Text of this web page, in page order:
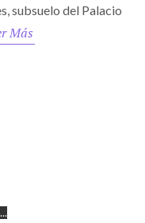
subsuelo del Palacio
Más